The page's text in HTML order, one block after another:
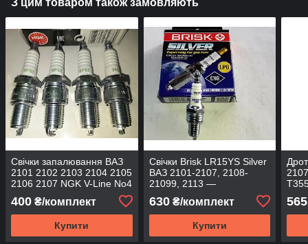
З цим товаром також замовляють
Свічки запалювання ВАЗ
2101 2102 2103 2104 2105
2106 2107 NGK V-Line No4
400 ₴/комплект
Купити
Свічки Brisk LR15YS Silver
ВАЗ 2101-2107, 2108-
21099, 2113 —
Lanos, Sens
630₴/комплект
Купити
565